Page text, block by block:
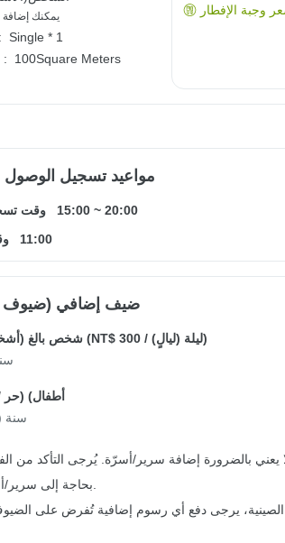
يمكنك
نوع السرير :
Single * 1
حجم الغرفة :
100Square Meters
وجبة الإفطار
مواعيد تسجيل الوصول
وقت 15:00 ~ 20:00
11:00
ضيف إضافي (ضيوف
شخص بالغ (أشخاص بالغون) (NT$ 300
/ ليلة (ليالٍ))
أطفال) (حر
1-
بالضرورة إضافة سرير/أسرّة. يُرجى التأكد من
الصينية، يرجى دفع أي رسوم إضافية تُفرض على